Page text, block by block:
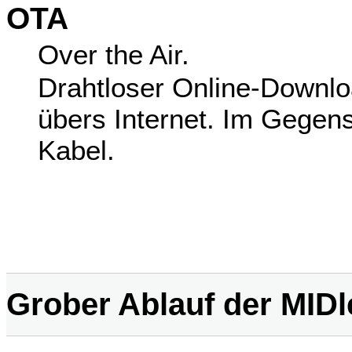
OTA
Over the Air.
Drahtloser Online-
übers Internet. Im
Kabel.
Grober Ablauf der